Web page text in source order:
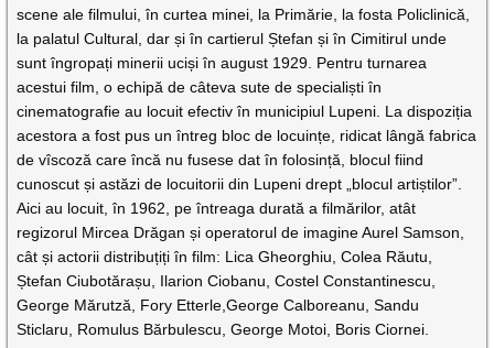
scene ale filmului, în curtea minei, la Primărie, la fosta Policlinică,
la palatul Cultural, dar și în cartierul Ștefan și în Cimitirul unde
sunt îngropați minerii uciși în august 1929. Pentru turnarea
acestui film, o echipă de câteva sute de specialiști în
cinematografie au locuit efectiv în municipiul Lupeni. La dispoziția
acestora a fost pus un întreg bloc de locuințe, ridicat lângă fabrica
de vîscoză care încă nu fusese dat în folosință, blocul fiind
cunoscut și astăzi de locuitorii din Lupeni drept „blocul artiștilor”.
Aici au locuit, în 1962, pe întreaga durată a filmărilor, atât
regizorul Mircea Drăgan și operatorul de imagine Aurel Samson,
cât și actorii distribuțiți în film: Lica Gheorghiu, Colea Răutu,
Ștefan Ciubotărașu, Ilarion Ciobanu, Costel Constantinescu,
George Mărutză, Fory Etterle,George Calboreanu, Sandu
Sticlaru, Romulus Bărbulescu, George Motoi, Boris Ciornei.